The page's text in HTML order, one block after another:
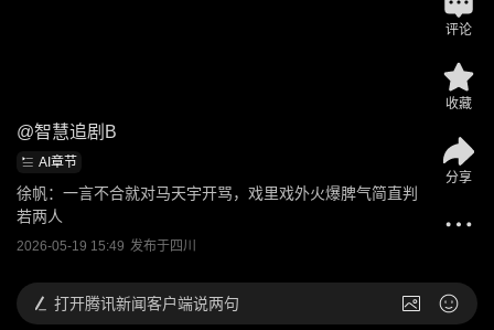
@智慧追剧B
AI章节
徐帆：一言不合就对马天宇开骂，戏里戏外火爆脾气简直判
若两人
2026-05-19 15:49 发布于四川
评论
收藏
分享
打开腾讯新闻客户端说两句